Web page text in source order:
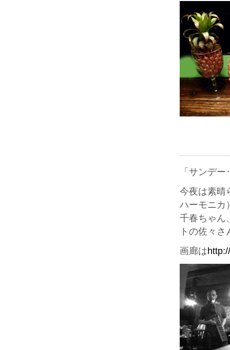
「サンデ
今夜は素晴
ハーモニカ
千春ちゃん
トの佐々
画廊は